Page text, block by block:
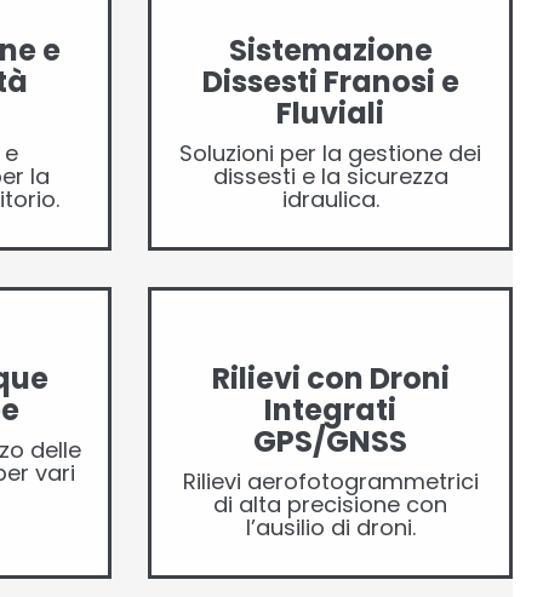
e
la
Sistemazione
Dissesti Franosi e
Fluviali
Soluzioni per la gestione dei
dissesti e la sicurezza
idraulica.
delle
vari
Rilievi con Droni
Integrati
GPS/GNSS
Rilievi aerofotogrammetrici
di alta precisione con
l’ausilio di droni.